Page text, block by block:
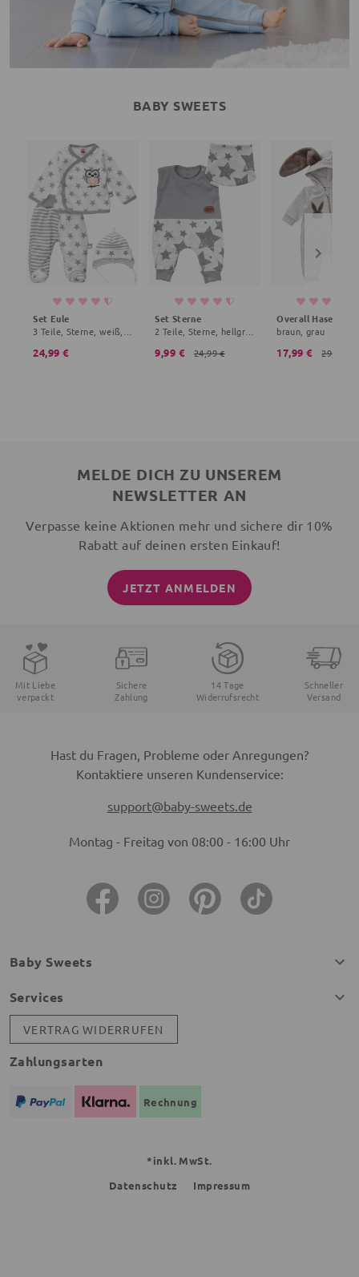
BABY SWEETS
Set Eule
24,99 €
Set Sterne
9,99 € 24,99 €
braun, grau
17,99 € 29,99 €
MELDE DICH ZU UNSEREM
NEWSLETTER AN
Verpasse keine Aktionen mehr und sichere dir 10%
Rabatt auf deinen ersten Einkauf!
JETZT ANMELDEN
Mit Liebe
verpackt
Sichere
Zahlung
14 Tage
Widerrufsrecht
Schneller
Versand
Hast du Fragen, Probleme oder Anregungen?
Kontaktiere unseren Kundenservice:
support@baby-sweets.de
Montag - Freitag von 08:00 - 16:00 Uhr
Baby Sweets
Services
VERTRAG WIDERRUFEN
Zahlungsarten
Rechnung
*inkl. MwSt.
Datenschutz
Impressum